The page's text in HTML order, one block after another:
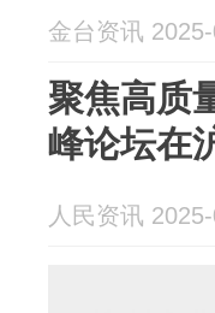
金台资讯
聚焦高质
峰论坛在
人民资讯